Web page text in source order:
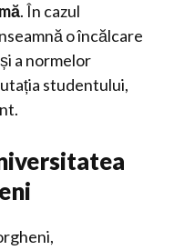
. În cazul
o încălcare
a normelor
studentului,